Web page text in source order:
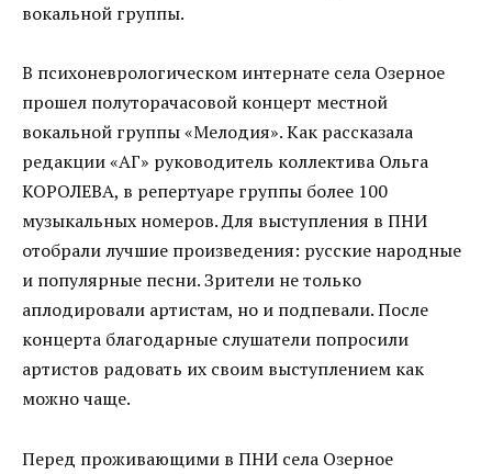
вокальной группы.
В психоневрологическом интернате села Озерное
прошел полуторачасовой концерт местной
вокальной группы «Мелодия». Как рассказала
редакции «АГ» руководитель коллектива Ольга
КОРОЛЕВА, в репертуаре группы более 100
музыкальных номеров. Для выступления в ПНИ
отобрали лучшие произведения: русские народные
и популярные песни. Зрители не только
аплодировали артистам, но и подпевали. После
концерта благодарные слушатели попросили
артистов радовать их своим выступлением как
можно чаще.
Перед проживающими в ПНИ села Озерное